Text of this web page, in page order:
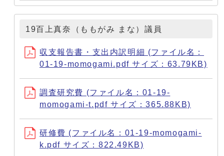
19百上真奈（ももがみ まな）議員
収支報告書・支出内訳明細 (ファイル名：
01-19-momogami.pdf サイズ：63.79KB)
調査研究費 (ファイル名：01-19-
momogami-t.pdf サイズ：365.88KB)
研修費 (ファイル名：01-19-momogami-
k.pdf サイズ：822.49KB)